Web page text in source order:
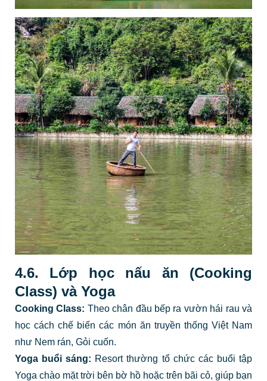
4.6. Lớp học nấu ăn (Cooking
Class) và Yoga
Cooking Class: Theo chân đầu bếp ra vườn hái rau và
học cách chế biến các món ăn truyền thống Việt Nam
như Nem rán, Gỏi cuốn.
Yoga buổi sáng: Resort thường tổ chức các buổi tập
Yoga chào mặt trời bên bờ hồ hoặc trên bãi cỏ, giúp bạn